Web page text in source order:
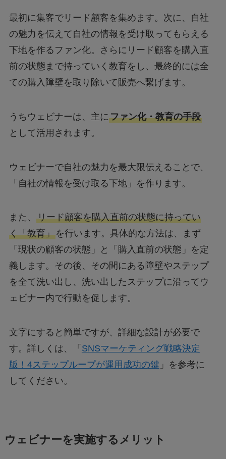
最初に集客でリード顧客を集めます。次に、自社
の魅力を伝えて自社の情報を受け取ってもらえる
下地を作るファン化。さらにリード顧客を購入直
前の状態まで持っていく教育をし、最終的には全
ての購入障壁を取り除いて販売へ繋げます。
うちウェビナーは、主にファン化・教育の手段
として活用されます。
ウェビナーで自社の魅力を最大限伝えることで、
「自社の情報を受け取る下地」を作ります。
また、 リード顧客を購入直前の状態に持ってい
く「教育」を行います。具体的な方法は、まず
「現状の顧客の状態」と「購入直前の状態」を定
義します。その後、その間にある障壁やステップ
を全て洗い出し、洗い出したステップに沿ってウ
ェビナー内で行動を促します。
文字にすると簡単ですが、詳細な設計が必要で
す。詳しくは、「 SNSマーケティング戦略決定
版！4ステップループが運用成功の鍵 」を参考に
してください。
ウェビナーを実施するメリット